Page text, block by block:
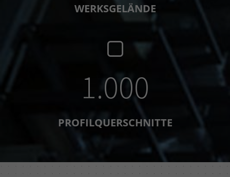
WERKSGELÄNDE
1.000
PROFILQUERSCHNITTE